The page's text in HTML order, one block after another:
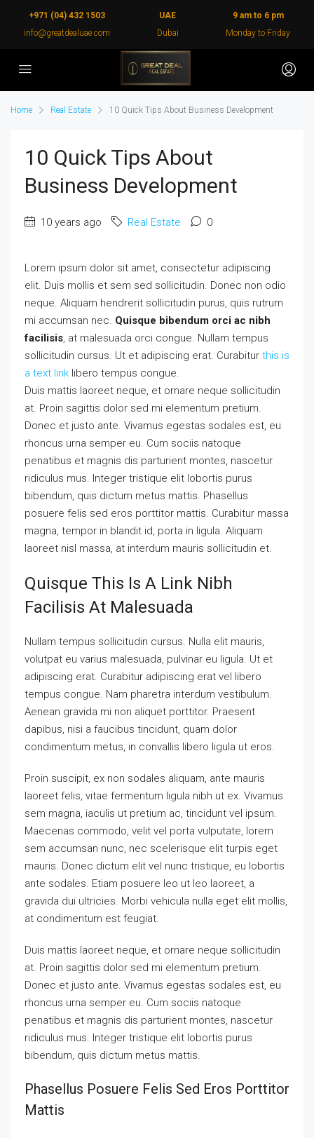
+971 (04) 432 1503
info@greatdealuae.com
UAE
Dubai
9 am to 6 pm
Monday to Friday
Home Real Estate 10 Quick Tips About Business Development
10 Quick Tips About
Business Development
10 years ago Real Estate 0
Lorem ipsum dolor sit amet, consectetur adipiscing
elit. Duis mollis et sem sed sollicitudin. Donec non odio
neque. Aliquam hendrerit sollicitudin purus, quis rutrum
mi accumsan nec. Quisque bibendum orci ac nibh
facilisis, at malesuada orci congue. Nullam tempus
sollicitudin cursus. Ut et adipiscing erat. Curabitur this is
a text link libero tempus congue.
Duis mattis laoreet neque, et ornare neque sollicitudin
at. Proin sagittis dolor sed mi elementum pretium.
Donec et justo ante. Vivamus egestas sodales est, eu
rhoncus urna semper eu. Cum sociis natoque
penatibus et magnis dis parturient montes, nascetur
ridiculus mus. Integer tristique elit lobortis purus
bibendum, quis dictum metus mattis. Phasellus
posuere felis sed eros porttitor mattis. Curabitur massa
magna, tempor in blandit id, porta in ligula. Aliquam
laoreet nisl massa, at interdum mauris sollicitudin et.
Quisque This Is A Link Nibh
Facilisis At Malesuada
Nullam tempus sollicitudin cursus. Nulla elit mauris,
volutpat eu varius malesuada, pulvinar eu ligula. Ut et
adipiscing erat. Curabitur adipiscing erat vel libero
tempus congue. Nam pharetra interdum vestibulum.
Aenean gravida mi non aliquet porttitor. Praesent
dapibus, nisi a faucibus tincidunt, quam dolor
condimentum metus, in convallis libero ligula ut eros.
Proin suscipit, ex non sodales aliquam, ante mauris
laoreet felis, vitae fermentum ligula nibh ut ex. Vivamus
sem magna, iaculis ut pretium ac, tincidunt vel ipsum.
Maecenas commodo, velit vel porta vulputate, lorem
sem accumsan nunc, nec scelerisque elit turpis eget
mauris. Donec dictum elit vel nunc tristique, eu lobortis
ante sodales. Etiam posuere leo ut leo laoreet, a
gravida dui ultricies. Morbi vehicula nulla eget elit mollis,
at condimentum est feugiat.
Duis mattis laoreet neque, et ornare neque sollicitudin
at. Proin sagittis dolor sed mi elementum pretium.
Donec et justo ante. Vivamus egestas sodales est, eu
rhoncus urna semper eu. Cum sociis natoque
penatibus et magnis dis parturient montes, nascetur
ridiculus mus. Integer tristique elit lobortis purus
bibendum, quis dictum metus mattis.
Phasellus Posuere Felis Sed Eros Porttitor
Mattis